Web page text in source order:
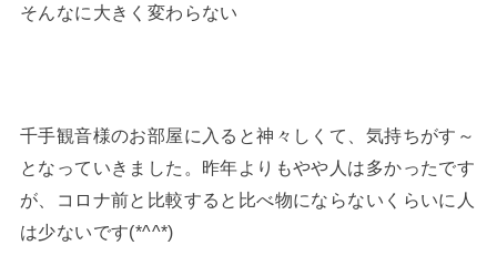
そんなに大きく変わらない
千手観音様のお部屋に入ると神々しくて、気持ちがす～
となっていきました。昨年よりもやや人は多かったです
が、コロナ前と比較すると比べ物にならないくらいに人
は少ないです(*^^*)